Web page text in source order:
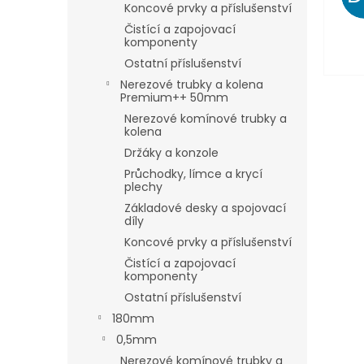
Koncové prvky a příslušenství
Čistící a zapojovací
komponenty
Ostatní příslušenství
Nerezové trubky a kolena
Premium++ 50mm
Nerezové komínové trubky a
kolena
Držáky a konzole
Průchodky, límce a krycí
plechy
Základové desky a spojovací
díly
Koncové prvky a příslušenství
Čistící a zapojovací
komponenty
Ostatní příslušenství
180mm
0,5mm
Nerezové komínové trubky a